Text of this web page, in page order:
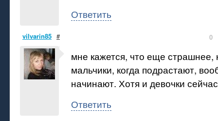
Ответить
vilvarin85 # 0
мне кажется, что еще страшнее,
мальчики, когда подрастают,
начинают. Хотя и девочки
Ответить